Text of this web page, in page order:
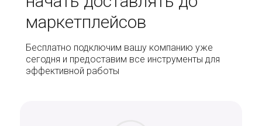
маркетплейсов
Бесплатно подключим вашу компанию уже
сегодня и предоставим все инструменты для
эффективной работы